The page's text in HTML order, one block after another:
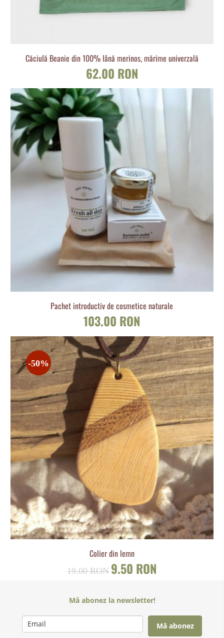
Căciulă Beanie din 100% lână merinos, mărime univerzală
62.00 RON
Pachet introductiv de cosmetice naturale
103.00 RON
Colier din lemn
-50%
19.00 RON 9.50 RON
Mă abonez la newsletter!
Mă abonez